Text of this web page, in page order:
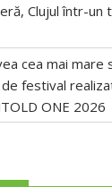
Clujul într-un
cea mai mare
festival
ONE 2026